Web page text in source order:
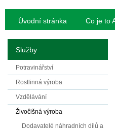
Úvodní stránka Co je to
Služby
Potravinářství
Rostlinná výroba
Vzdělávání
Živočišná výroba
Dodavatelé náhradních dílů a